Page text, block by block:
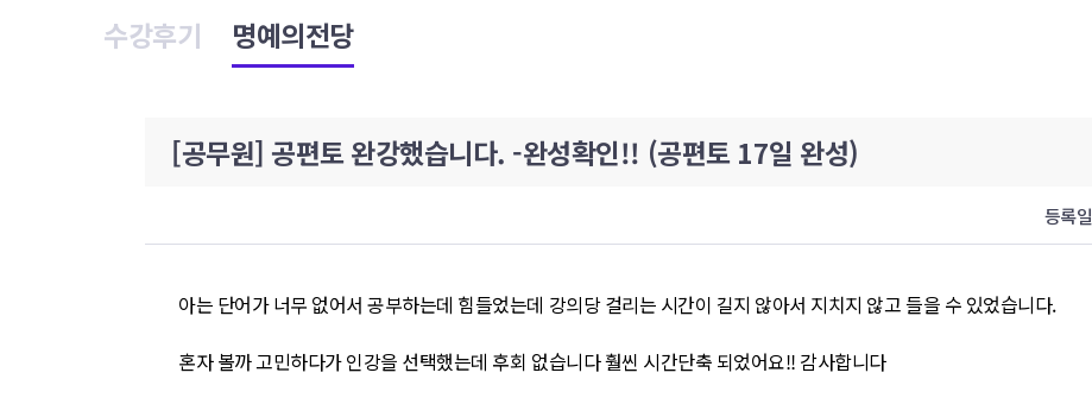
수강후기 명예의전당
[공무원] 공편토 완강했습니다. -완성확인!! (공편토 17일 완성)
등록일
아는 단어가 너무 없어서 공부하는데 힘들었는데 강의당 걸리는 시간이 길지 않아서 지치지 않고 들을 수 있었습니다.
혼자 볼까 고민하다가 인강을 선택했는데 후회 없습니다 훨씬 시간단축 되었어요!! 감사합니다